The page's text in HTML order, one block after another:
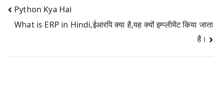
Post
navigation
Python Kya Hai
What is ERP in Hindi,ईआरपि क्या है,यह क्यों इम्प्लीमेंट किया जाता
है।